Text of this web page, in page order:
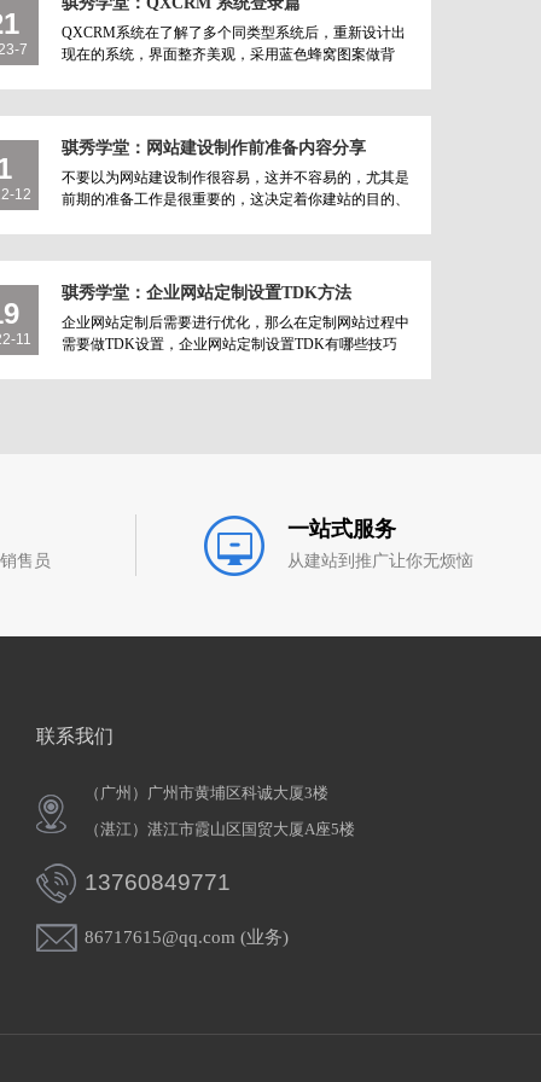
7
QXCRM系统在了解了多个同类型系统后，重新设计出
现在的系统，界面整齐美观，采用蓝色蜂窝图案做背
12
骐秀学堂：网站建设制作前准备内容分享
不要以为网站建设制作很容易，这并不容易的，尤其是
前期的准备工作是很重要的，这决定着你建站的目的、
11
骐秀学堂：企业网站定制设置TDK方法
企业网站定制后需要进行优化，那么在定制网站过程中
需要做TDK设置，企业网站定制设置TDK有哪些技巧
售员
一站式服务
从建站到推广让你无烦恼
联系我们
（广州）广州市黄埔区科诚大厦3楼
（湛江）湛江市霞山区国贸大厦A座5楼
13760849771
86717615@qq.com (业务)